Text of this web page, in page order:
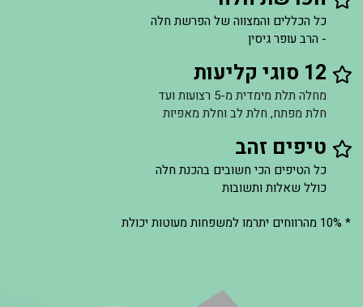
כל הכללים והמצווה של הפרשת חלה
- הרב עופר גיסין
12 סוגי קליעות
מחלה תלת מימדית מ-5 רצועות ועד
חלת מפתח, חלת לב וחלת מאפיות
טיפים זהב
כל הטיפים הכי חשובים בהכנת חלה
כולל שאלות ותשובות
* 10% מהרווחים יתרמו למשפחות מעוטות יכולת